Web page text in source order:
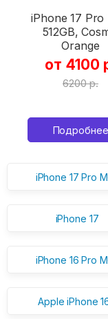
iPhone 17 Pro
512GB,
Orange
от 4100
6200 р.
Подробнее
iPhone 17 Pro
iPhone 17
iPhone 16 Pro
Apple iPhone